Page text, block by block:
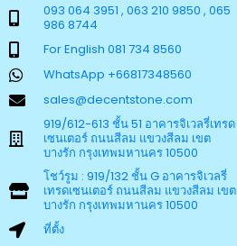
093 064 3951 , 063 210 9850 , 065
986 8744
For English 081 734 8560
WhatsApp +66817348560
sales@decentstone.com
919/612-613 ชั้น 51 อาคารจิเวลรี่เทรด
เซนเตอร์ ถนนสีลม แขวงสีลม เขต
บางรัก กรุงเทพมหานคร 10500
โชว์รูม : 919/132 ชั้น G อาคารจิเวลรี่
เทรดเซนเตอร์ ถนนสีลม แขวงสีลม เขต
บางรัก กรุงเทพมหานคร 10500
ที่ตั้ง